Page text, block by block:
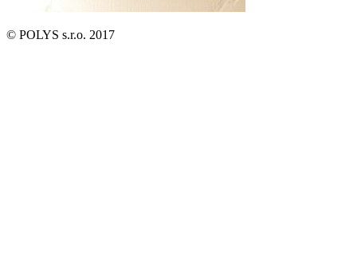
© POLYS s.r.o. 2017